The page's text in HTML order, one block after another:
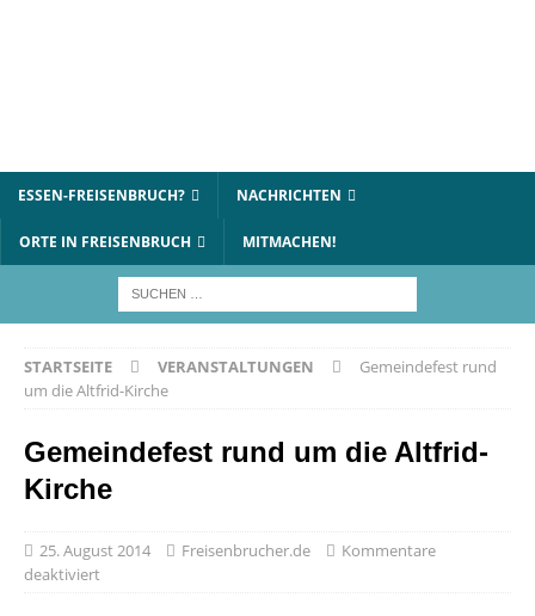
ESSEN-FREISENBRUCH? NACHRICHTEN
ORTE IN FREISENBRUCH MITMACHEN!
STARTSEITE VERANSTALTUNGEN
Gemeindefest rund
um die Altfrid-Kirche
Gemeindefest rund um die Altfrid-
Kirche
25. August 2014 Freisenbrucher.de
Kommentare
deaktiviert